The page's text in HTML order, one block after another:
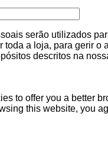
serão utilizados
toda a loja, para gerir o
descritos na
to offer you a better
this website, you